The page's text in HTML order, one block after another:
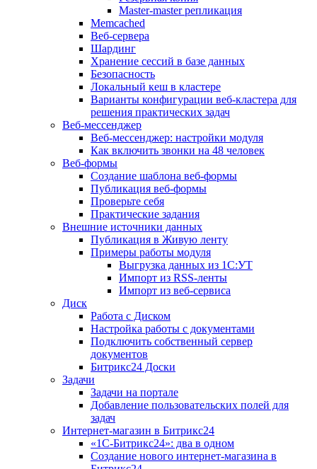
Master-master репликация
Memcached
Веб-сервера
Шардинг
Хранение сессий в базе данных
Безопасность
Локальный кеш в кластере
Варианты конфигурации веб-кластера для
решения практических задач
Веб-мессенджер
Веб-мессенджер: настройки модуля
Как включить звонки на 48 человек
Веб-формы
Создание шаблона веб-формы
Публикация веб-формы
Проверьте себя
Практические задания
Внешние источники данных
Публикация в Живую ленту
Примеры работы модуля
Выгрузка данных из 1С:УТ
Импорт из RSS-ленты
Импорт из веб-сервиса
Диск
Работа с Диском
Настройка работы с документами
Подключить собственный сервер
документов
Битрикс24 Доски
Задачи
Задачи на портале
Добавление пользовательских полей для
задач
Интернет-магазин в Битрикс24
«1С-Битрикс24»: два в одном
Создание нового интернет-магазина в